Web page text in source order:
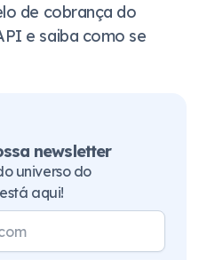
de cobrança do
e saiba como se
newsletter
universo do
aqui!